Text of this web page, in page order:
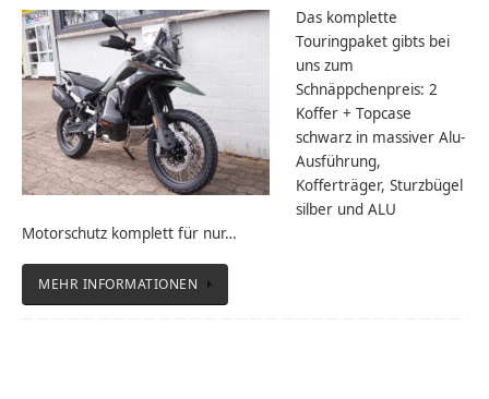
Das komplette
Touringpaket gibts bei
uns zum
Schnäppchenpreis: 2
Koffer + Topcase
schwarz in massiver Alu-
Ausführung,
Kofferträger, Sturzbügel
silber und ALU
Motorschutz komplett für nur…
MEHR INFORMATIONEN